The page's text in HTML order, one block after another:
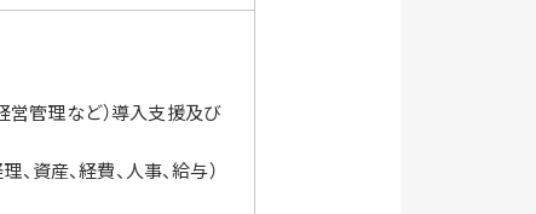
営管理など）導入支援及び
資産、経費、人事、給与）